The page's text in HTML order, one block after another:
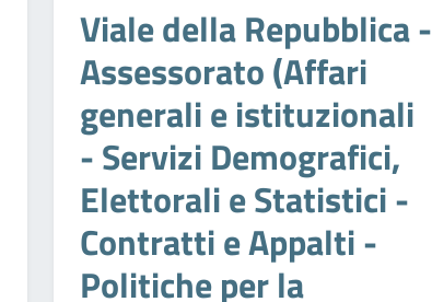
Viale della Repubblica -
Assessorato (Affari
generali e istituzionali
- Servizi Demografici,
Elettorali e Statistici -
Contratti e Appalti -
Politiche per la